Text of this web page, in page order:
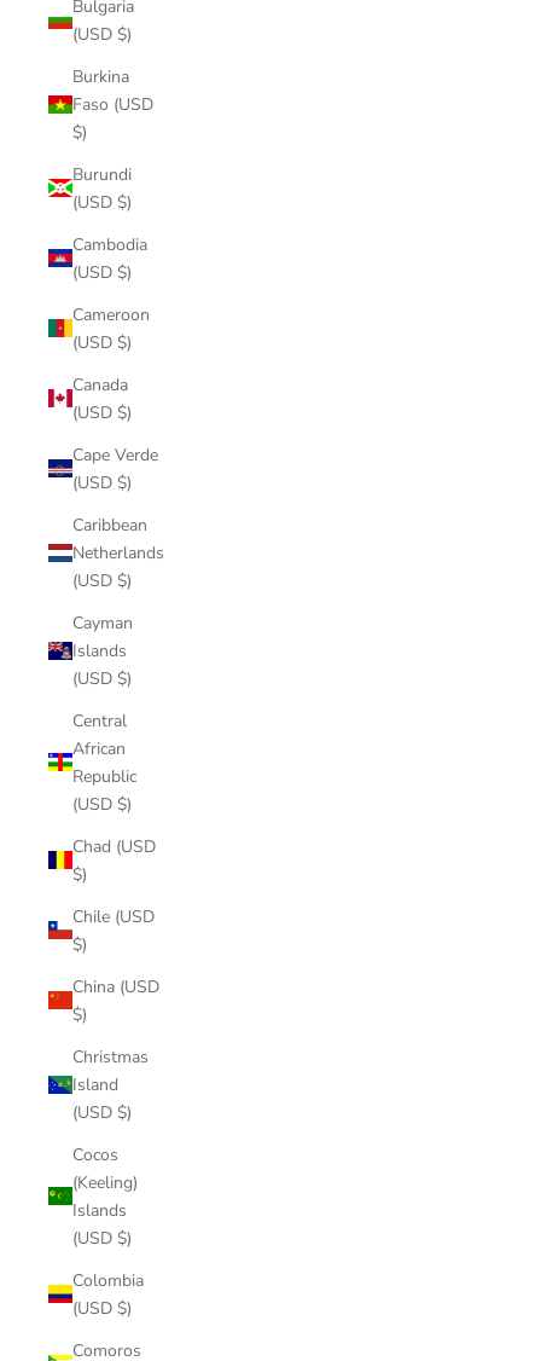
Bulgaria
(USD $)
Burkina
Faso (USD
$)
Burundi
(USD $)
Cambodia
(USD $)
Cameroon
(USD $)
Canada
(USD $)
Cape Verde
(USD $)
Caribbean
Netherlands
(USD $)
Cayman
Islands
(USD $)
Central
African
Republic
(USD $)
Chad (USD
$)
Chile (USD
$)
China (USD
$)
Christmas
Island
(USD $)
Cocos
(Keeling)
Islands
(USD $)
Colombia
(USD $)
Comoros